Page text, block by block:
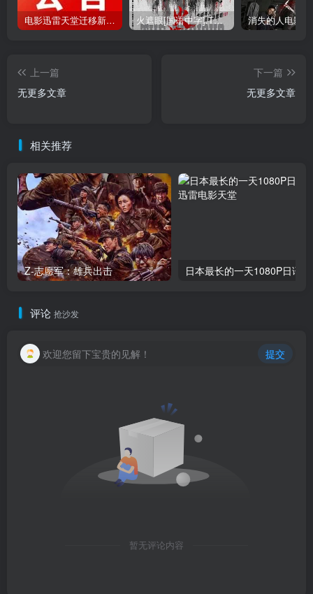
电影迅雷天堂迁移新服务器,正常更新，维护完毕! 火遮眼[国语中字].The.Furious.2026.1080p+2160p高清下载
上一篇
无更多文章
下一篇
无更多文章
相关推荐
Z-志愿军：雄兵出击 日本最长的一天1080P日语
评论 抢沙发
欢迎您留下宝贵的见解！ 提交
暂无评论内容